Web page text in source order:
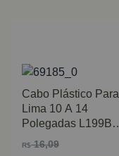
Cabo Plástico Para
Lima 10 A 14
Polegadas L199B
Starrett
R$16,09